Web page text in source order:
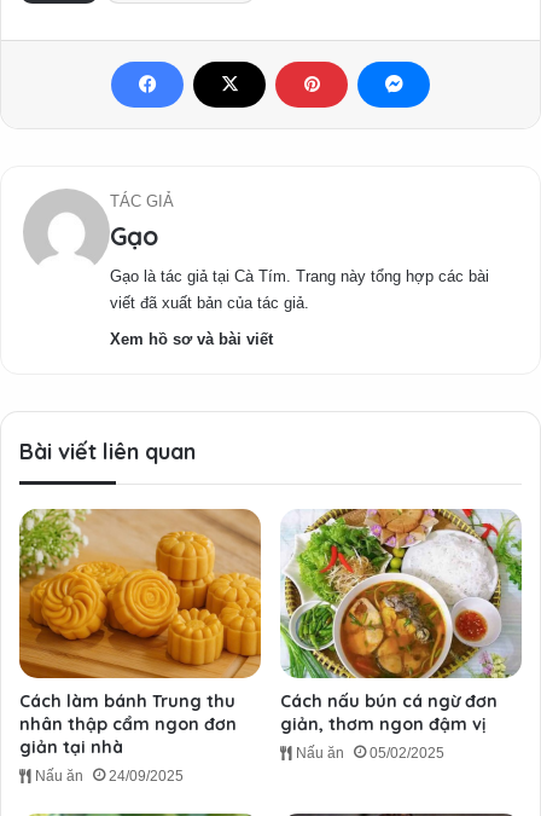
TÁC GIẢ
Gạo
Gạo là tác giả tại Cà Tím. Trang này tổng hợp các bài
viết đã xuất bản của tác giả.
Xem hồ sơ và bài viết
Bài viết liên quan
Cách làm bánh Trung thu
nhân thập cẩm ngon đơn
giản tại nhà
Nấu ăn 24/09/2025
Cách nấu bún cá ngừ đơn
giản, thơm ngon đậm vị
Nấu ăn 05/02/2025